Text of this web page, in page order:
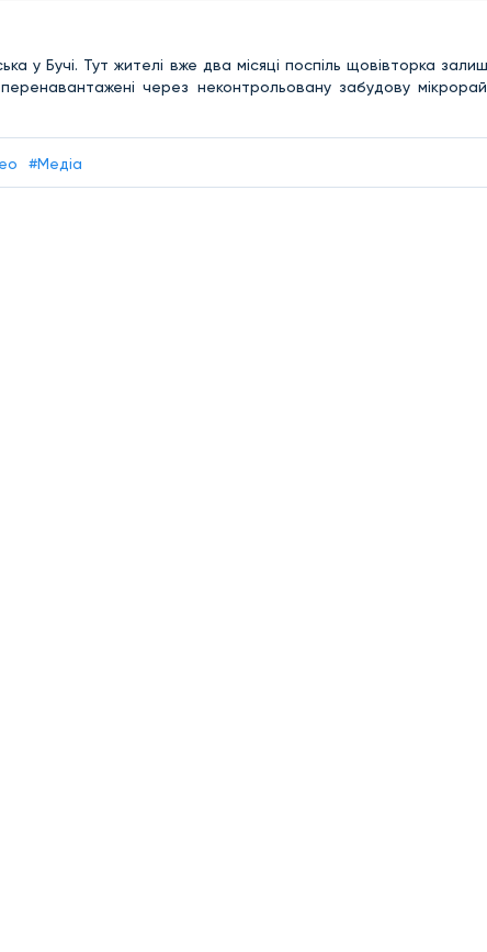
у Бучі. Тут жителі вже два місяці поспіль щовівторка
через неконтрольовану забудову
#Медіа